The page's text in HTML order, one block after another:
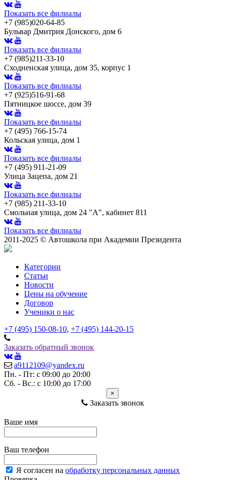
Показать все филиалы
+7 (985)020-64-85
Бульвар Дмитрия Донского, дом 6
Показать все филиалы
+7 (985)211-33-10
Сходненская улица, дом 35, корпус 1
Показать все филиалы
+7 (925)516-91-68
Пятницкое шоссе, дом 39
Показать все филиалы
+7 (495) 766-15-74
Кольская улица, дом 1
Показать все филиалы
+7 (495) 911-21-09
Улица Зацепа, дом 21
Показать все филиалы
+7 (985) 211-33-10
Смольная улица, дом 24 "А", кабинет 811
Показать все филиалы
2011-2025 © Автошкола при Академии Президента
Категории
Статьи
Новости
Цены на обучение
Договор
Ученики о нас
+7 (495) 150-08-10, +7 (495) 144-20-15
Заказать обратный звонок
a9112109@yandex.ru
Пн. - Пт: с 09:00 до 20:00
Сб. - Вс.: с 10:00 до 17:00
×
Заказать звонок
Ваше имя
Ваш телефон
Я согласен на обработку персональных данных